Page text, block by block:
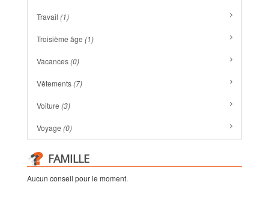
Travail (1)
Troisième âge (1)
Vacances(0)
Vêtements(7)
Voiture (3)
Voyage (0)
FAMILLE
Aucun conseil pour le moment.